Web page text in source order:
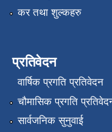
कर तथा शुल्कहरु
प्रतिवेदन
वार्षिक प्रगति प्रतिवेदन
चौमासिक प्रगति
सार्वजनिक सुनुवाई